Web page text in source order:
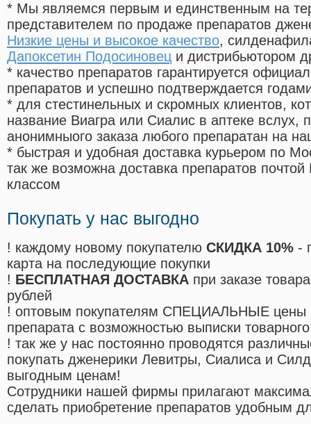
* Мы являемся первым и единственным на
представителем по продаже препаратов
Низкие цены и высокое качество,
Дапоксетин Подосиновец и дистрибьютором
* качество препаратов гарантируется
препаратов и успешно подтверждается
* для стестинельных и скромных клиентов,
название Виагра или Сиалис в аптеке вслух,
анонимныого заказа любого препаратан на
* быстрая и удобная доставка курьером по
так же возможна доставка препаратов
классом
Покупать у нас выгодно
! каждому новому покупателю СКИДКА 10% -
карта на последующие покупки
! БЕСПЛАТНАЯ ДОСТАВКА при заказе
рублей
! оптовым покупателям СПЕЦИАЛЬНЫЕ цены
препарата с возможностью выписки
! так же у нас постоянно проводятся
покупать дженерики Левитры, Сиалиса и
выгодным ценам!
Cотрудники нашей фирмы прилагают
сделать приобретение препаратов удобным